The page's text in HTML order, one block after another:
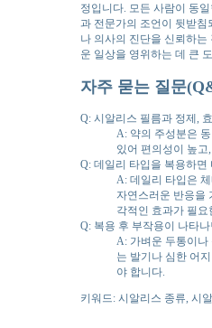
정입니다. 모든 사람이 동
과 전문가의 조언이 뒷받
나 의사의 진단을 신뢰하
운 일상을 영위하는 데 큰
자주 묻는 질문
Q: 시알리스 필름과 정제,
A: 약의 주성분은
있어 편의성이 높
Q: 데일리 타입을 복용하면
A: 데일리 타입은
자연스러운 반응을
각적인 효과가 필
Q: 복용 후 부작용이 나타
A: 가벼운 두통이
는 발기나 심한 어
야 합니다.
키워드: 시알리스 종류, 시